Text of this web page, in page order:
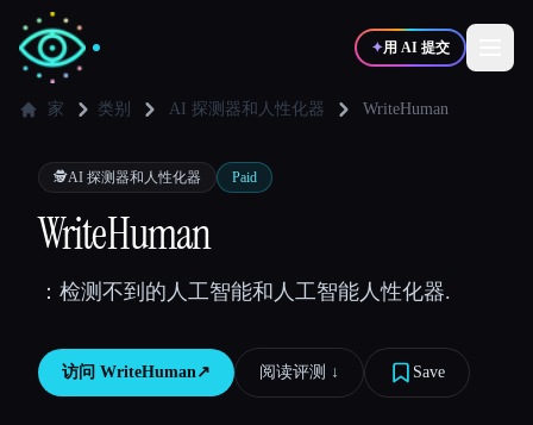
✦用 AI 提交
✍️写作者
💻
家 类别 AI 探测器和人性化器 WriteHuman
🕵️AI 探测器和人性化器 Paid
WriteHuman
：检测不到的人工智能和人工智能人性化器.
访问 WriteHuman↗︎ 阅读评测 ↓︎ Save